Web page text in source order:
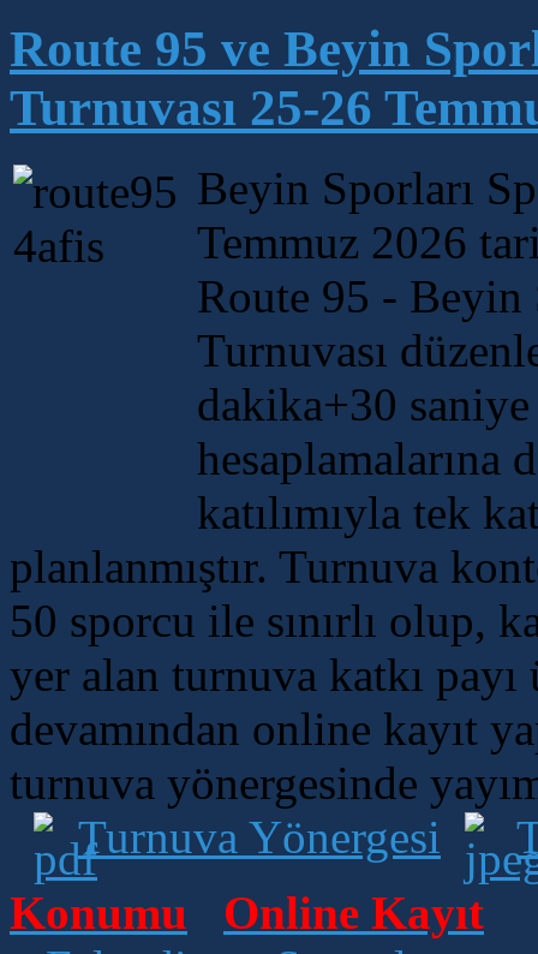
Route 95 ve Beyin
Turnuvası 25-26
Beyin Sporları
Temmuz 2026
Route 95 - Beyin
Turnuvası
dakika+30
hesaplamalarına
katılımıyla tek
planlanmıştır. Turnuva
50 sporcu ile sınırlı olup,
yer alan turnuva katkı payı
devamından online kayıt
turnuva yönergesinde
Turnuva Yönergesi
Konumu
Online Kayıt